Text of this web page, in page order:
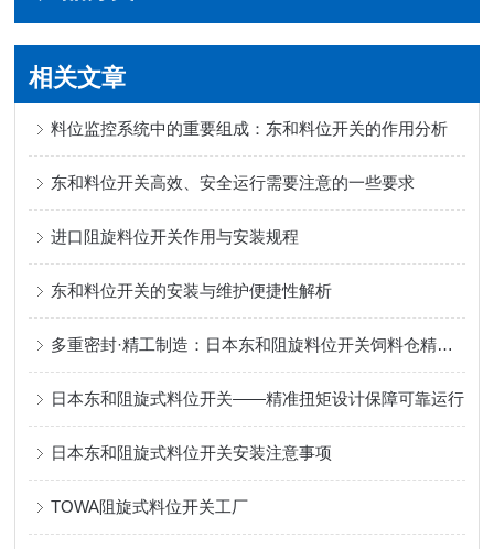
相关文章
料位监控系统中的重要组成：东和料位开关的作用分析
东和料位开关高效、安全运行需要注意的一些要求
进口阻旋料位开关作用与安装规程
东和料位开关的安装与维护便捷性解析
多重密封·精工制造：日本东和阻旋料位开关饲料仓精准控料
日本东和阻旋式料位开关——精准扭矩设计保障可靠运行
日本东和阻旋式料位开关安装注意事项
TOWA阻旋式料位开关工厂